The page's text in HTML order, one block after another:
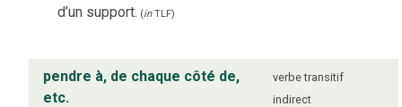
d’un support. (inTLF)
pendre à, de chaque côté de,
etc.
verbe transitif
indirect